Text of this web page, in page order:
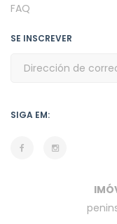
FAQ
SE INSCREVER
SIGA EM: